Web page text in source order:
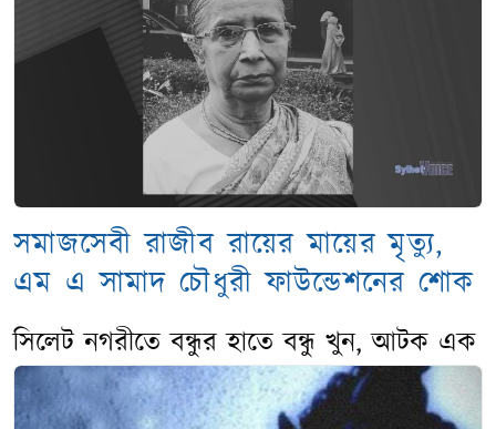
সমাজসেবী রাজীব রায়ের মায়ের মৃত্যু,
এম এ সামাদ চৌধুরী ফাউন্ডেশনের শোক
সিলেট নগরীতে বন্ধুর হাতে বন্ধু খুন, আটক এক